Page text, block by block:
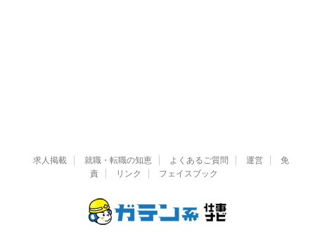
求人掲載 就職・転職の知恵 よくあるご質問 運営
免
責
リンク フェイスブック